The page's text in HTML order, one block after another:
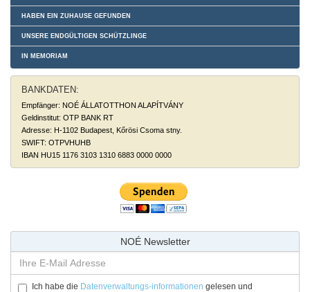
HABEN EIN ZUHAUSE GEFUNDEN
UNSERE ENDGÜLTIGEN SCHÜTZLINGE
IN MEMORIAM
BANKDATEN:
Empfänger: NOÉ ÁLLATOTTHON ALAPÍTVÁNY
Geldinstitut: OTP BANK RT
Adresse: H-1102 Budapest, Kőrösi Csoma stny.
SWIFT: OTPVHUHB
IBAN HU15 1176 3103 1310 6883 0000 0000
NOÉ Newsletter
Ich habe die Datenverwaltungs-informationen gelesen und